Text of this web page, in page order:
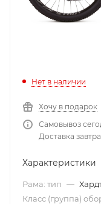
Нет в наличии
Хочу в подарок
Самовывоз
Доставка
Характеристики
Рама: тип —
Класс (группа)